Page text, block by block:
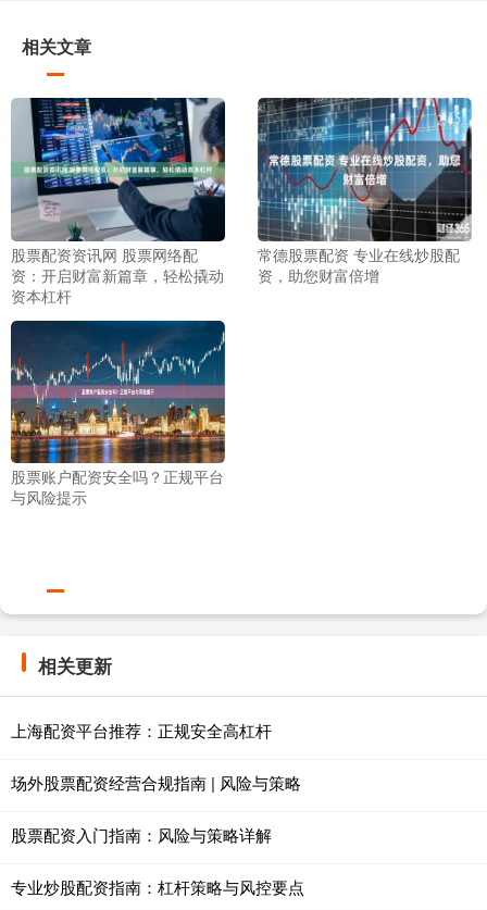
相关文章
股票配资资讯网 股票网络配
资：开启财富新篇章，轻松撬动
资本杠杆
常德股票配资 专业在线炒股配
资，助您财富倍增
股票账户配资安全吗？正规平台
与风险提示
相关更新
上海配资平台推荐：正规安全高杠杆
场外股票配资经营合规指南 | 风险与策略
股票配资入门指南：风险与策略详解
专业炒股配资指南：杠杆策略与风控要点